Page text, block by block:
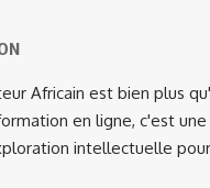
Africain est bien plus
en ligne, c'est
intellectuelle